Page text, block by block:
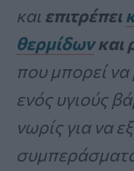
και επιτρέπει
θερμίδωνκαι
που μπορεί
ενός υγιούς
νωρίς για να